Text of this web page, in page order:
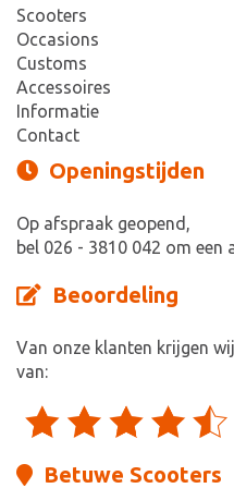
Scooters
Occasions
Customs
Accessoires
Informatie
Contact
Openingstijden
Op afspraak geopend,
bel 026 - 3810 042 om een
Beoordeling
Van onze klanten krijgen
van:
Betuwe Scooters